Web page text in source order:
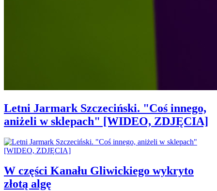
Letni Jarmark Szczeciński. "Coś innego,
aniżeli w sklepach" [WIDEO, ZDJĘCIA]
W części Kanału Gliwickiego wykryto
złotą algę